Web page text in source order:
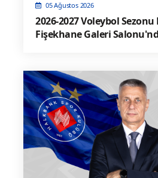
05 Ağustos 2026
2026-2027 Voleybol
Fişekhane Galeri